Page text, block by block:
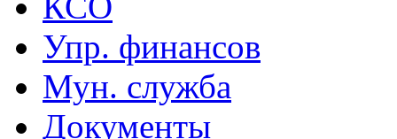
Упр. финансов
Мун. служба
Документы